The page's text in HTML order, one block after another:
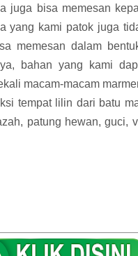
juga bisa memesan
yang kami patok juga
memesan dalam
bahan yang kami
macam-macam
tempat lilin dari batu
patung hewan, guci,